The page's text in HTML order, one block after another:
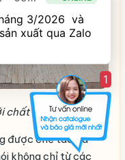
chất lượng
được chế tác đa
không chỉ từ các
3/2026  và
xuất qua Zalo
1